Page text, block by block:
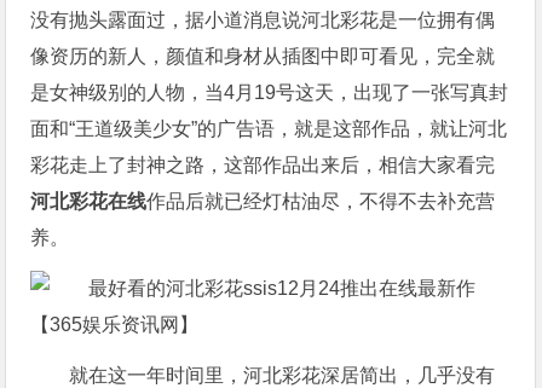
没有抛头露面过，据小道消息说河北彩花是一位拥有偶
像资历的新人，颜值和身材从插图中即可看见，完全就
是女神级别的人物，当4月19号这天，出现了一张写真封
面和“王道级美少女”的广告语，就是这部作品，就让河北
彩花走上了封神之路，这部作品出来后，相信大家看完
河北彩花在线作品后就已经灯枯油尽，不得不去补充营
养。
就在这一年时间里，河北彩花深居简出，几乎没有